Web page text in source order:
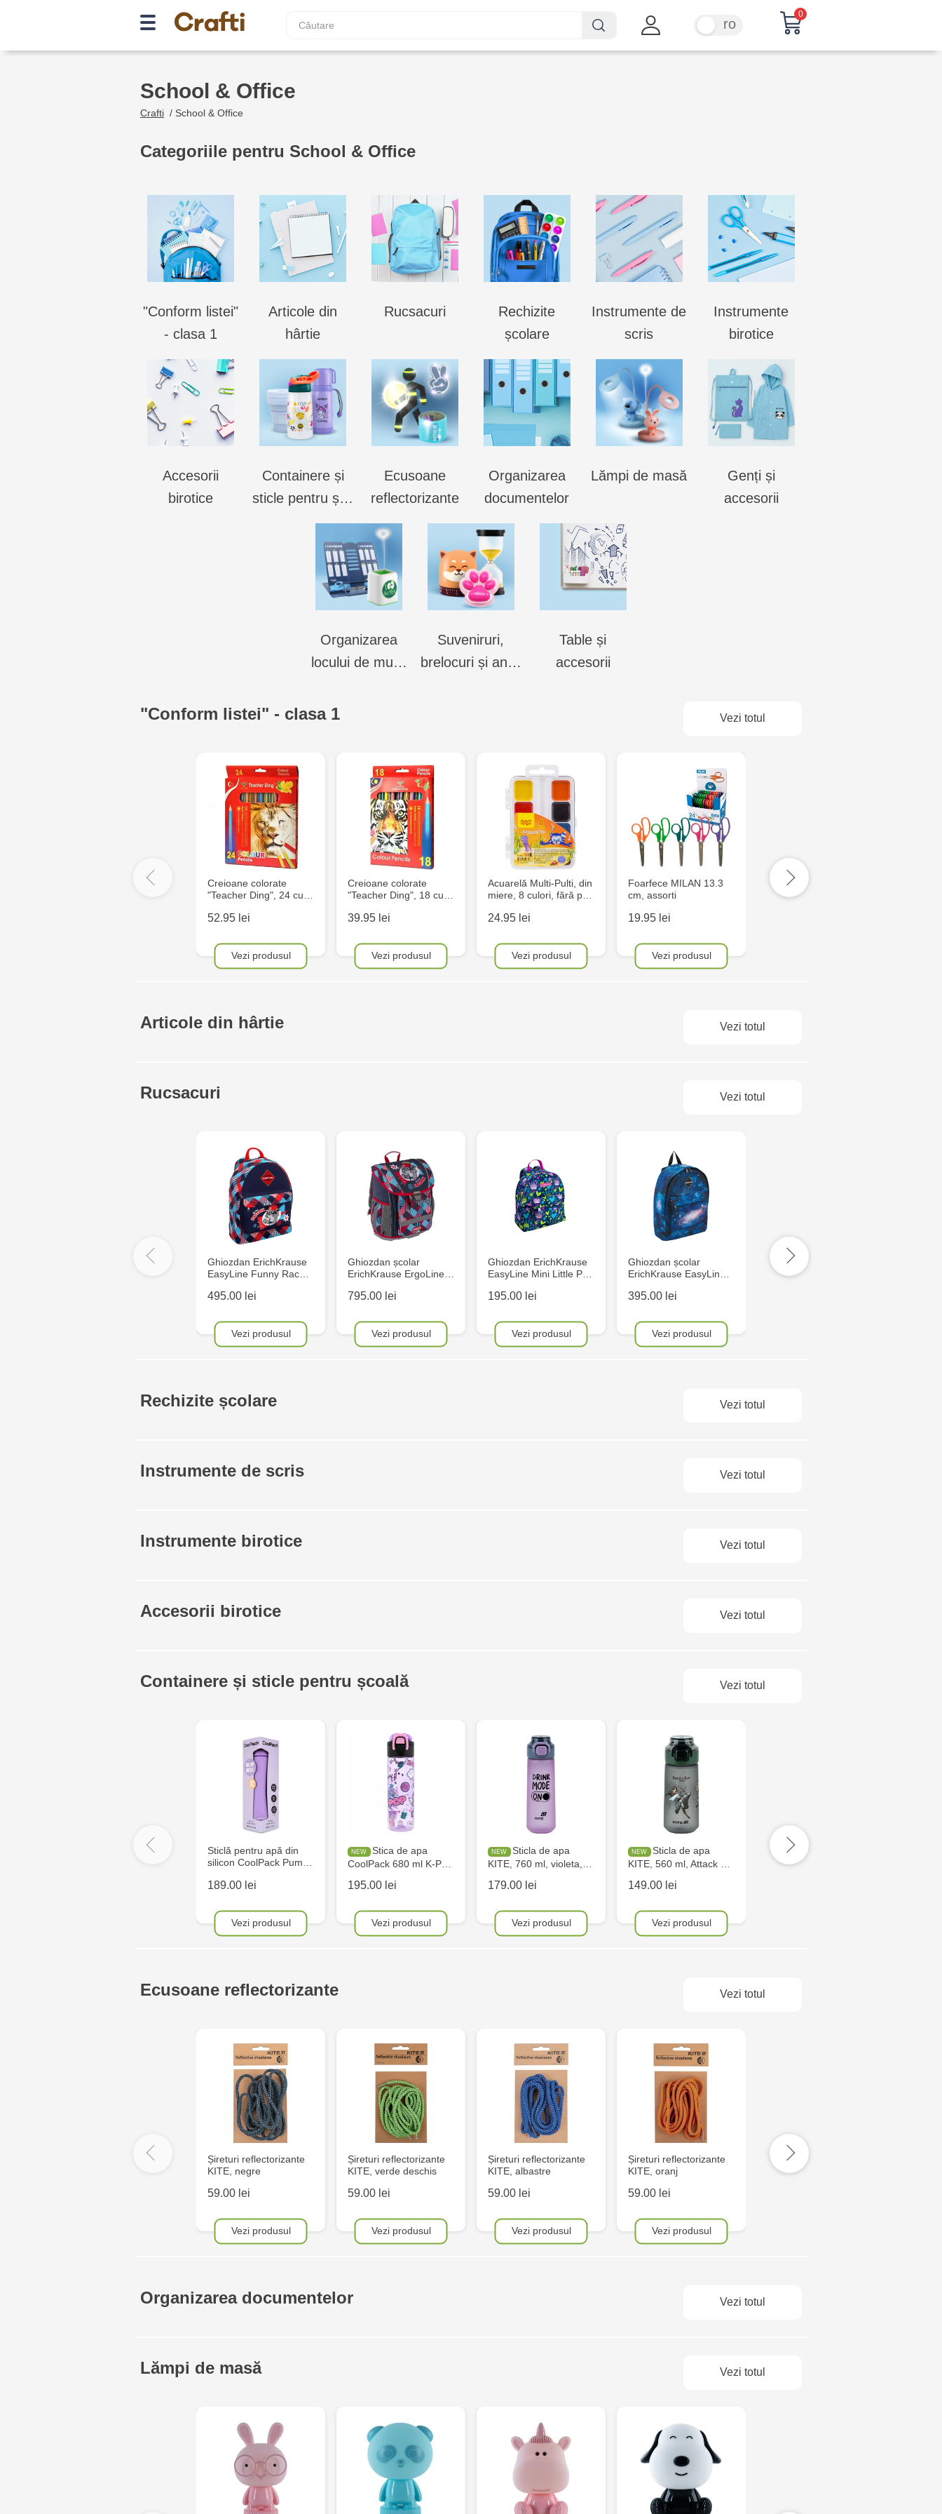
ro
0
School & Office
Crafti / School & Office
Categoriile pentru School & Office
"Conform listei"
- clasa 1
Articole din
hârtie
Rucsacuri
Rechizite
școlare
Instrumente de
scris
Instrumente
birotice
Accesorii
birotice
Containere și
sticle pentru ș…
Ecusoane
reflectorizante
Organizarea
documentelor
Lămpi de masă
Genți și
accesorii
Organizarea
locului de mu…
Suveniruri,
brelocuri și an…
Table și
accesorii
"Conform listei" - clasa 1 Vezi totul
Creioane colorate
"Teacher Ding", 24 cu…
52.95 lei
Vezi produsul
Creioane colorate
"Teacher Ding", 18 cu…
39.95 lei
Vezi produsul
Acuarelă Multi-Pulti, din
miere, 8 culori, fără p…
24.95 lei
Vezi produsul
Foarfece MILAN 13.3
cm, assorti
19.95 lei
Vezi produsul
Pahar ne-varsator
Arnika senin
Articole din hârtie Vezi totul
Rucsacuri Vezi totul
Ghiozdan ErichKrause
EasyLine Funny Rac…
495.00 lei
Vezi produsul
Ghiozdan școlar
ErichKrause ErgoLine…
795.00 lei
Vezi produsul
Ghiozdan ErichKrause
EasyLine Mini Little P…
195.00 lei
Vezi produsul
Ghiozdan școlar
ErichKrause EasyLin…
395.00 lei
Vezi produsul
Ghiozdan ErichKrause
EasyLine Mini Animal…
Rechizite școlare Vezi totul
Instrumente de scris Vezi totul
Instrumente birotice Vezi totul
Accesorii birotice Vezi totul
Containere și sticle pentru școală Vezi totul
Sticlă pentru apă din
silicon CoolPack Pum…
189.00 lei
Vezi produsul
Stica de apa
CoolPack 680 ml K-P…
195.00 lei
Vezi produsul
Sticla de apa
KITE, 760 ml, violeta,…
179.00 lei
Vezi produsul
Sticla de apa
KITE, 560 ml, Attack …
149.00 lei
Vezi produsul
Sticla de apa
KITE, 500 ml, Kuromi
Ecusoane reflectorizante Vezi totul
Șireturi reflectorizante
KITE, negre
59.00 lei
Vezi produsul
Șireturi reflectorizante
KITE, verde deschis
59.00 lei
Vezi produsul
Șireturi reflectorizante
KITE, albastre
59.00 lei
Vezi produsul
Șireturi reflectorizante
KITE, oranj
59.00 lei
Vezi produsul
Șireturi reflectorizante
KITE, gri
Organizarea documentelor Vezi totul
Lămpi de masă Vezi totul